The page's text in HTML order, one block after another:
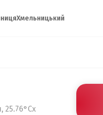
Хмельницький
25.76°Сх